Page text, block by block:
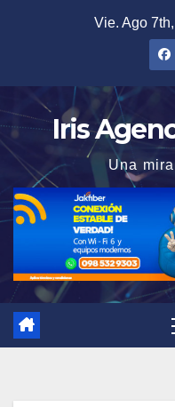
Vie. Ago
Iris
Una